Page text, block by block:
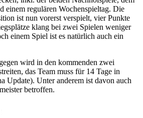
einem regulären Wochenspieltag. Die
ist nun vorerst verspielt, vier Punkte
klang bei zwei Spielen weniger
einem Spiel ist es natürlich auch ein
wird in den kommenden zwei
das Team muss für 14 Tage in
Update). Unter anderem ist davon auch
betroffen.